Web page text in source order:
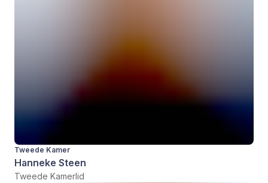
Tweede Kamer
Hanneke Steen
Tweede Kamerlid